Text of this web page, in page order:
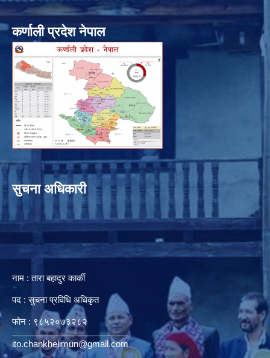
कर्णाली प्रदेश नेपाल
सुचना अधिकारी
नाम : तारा बहादुर कार्की
पद : सुचना प्रविधि अधिकृत
फोन : ९८५२०७३२८२
ito.chankhelimun@gmail.com